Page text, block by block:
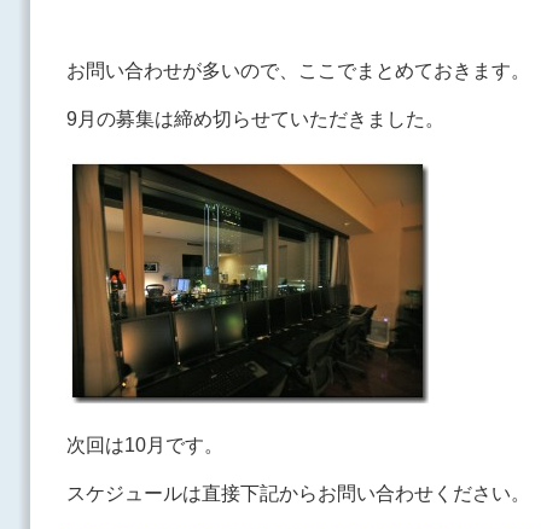
お問い合わせが多いので、ここでまとめておきます。
9月の募集は締め切らせていただきました。
次回は10月です。
スケジュールは直接下記からお問い合わせください。